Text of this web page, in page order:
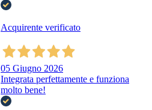
Acquirente verificato
05 Giugno 2026
Integrata perfettamente e funziona
molto bene!